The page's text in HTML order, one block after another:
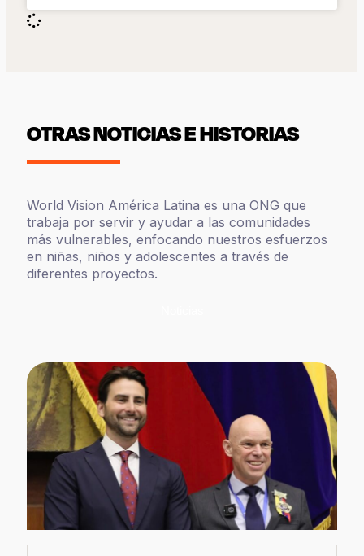
OTRAS NOTICIAS E HISTORIAS
World Vision América Latina es una ONG que
trabaja por servir y ayudar a las comunidades
más vulnerables, enfocando nuestros esfuerzos
en niñas, niños y adolescentes a través de
diferentes proyectos.